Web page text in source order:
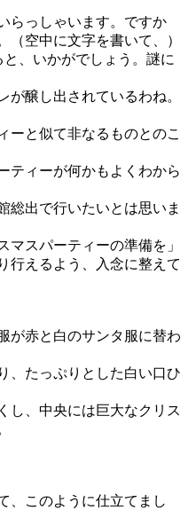
らっしゃいます。ですか
（空中に文字を書いて、）
と、いかがでしょう。謎に
が醸し出されているわね。
ーと似て非なるものとのこ
ティーが何かもよくわから
総出で行いたいとは思いま
マスパーティーの準備を」
行えるよう、入念に整えて
が赤と白のサンタ服に替わ
、たっぷりとした白い口ひ
し、中央には巨大なクリス
、このように仕立てまし